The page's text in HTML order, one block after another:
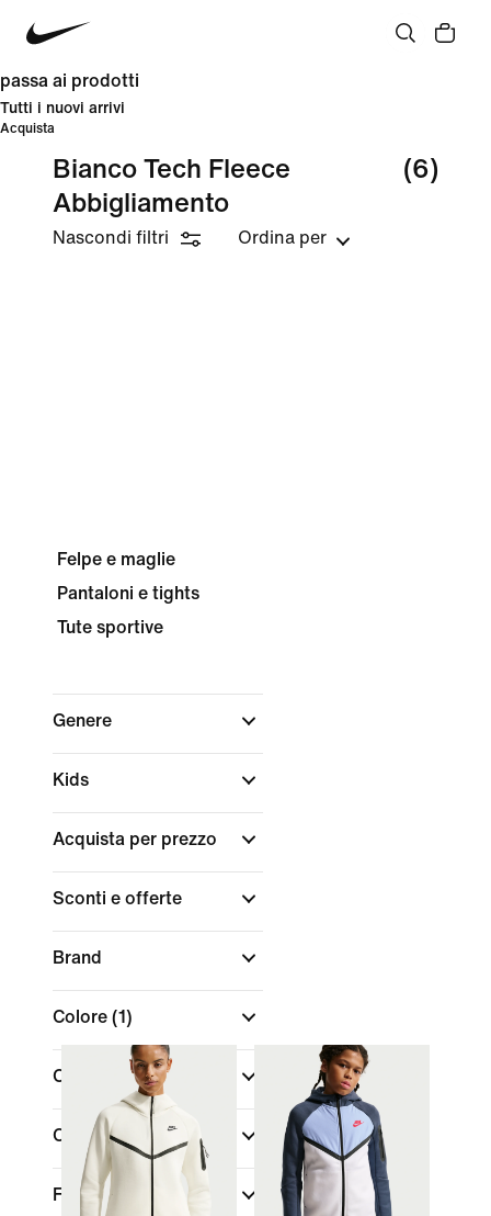
passa ai prodotti
Tutti i nuovi arrivi
Acquista
Bianco Tech Fleece
Abbigliamento
(6)
Nascondi filtri Ordina per
Felpe e maglie
Pantaloni e tights
Tute sportive
Genere
Kids
Acquista per prezzo
Sconti e offerte
Brand
Colore (1)
Collezioni
Caratteristiche
Fit